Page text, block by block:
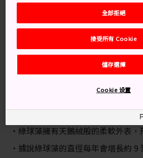
阿寒湖距離釧路機場 60 公里。從釧
行開車或搭乘巴士。「球藻祭」將
釧路車站至釧路機場均有往返巴士可
站，搭乘巴士到阿寒湖巴士中心站
知識補給站
綠球藻擁有天鵝絨般的柔軟外表，
據說綠球藻的直徑每年會增長約 9
全部拒絕
接受所有 Cookie
儲存選擇
Cookie 设置